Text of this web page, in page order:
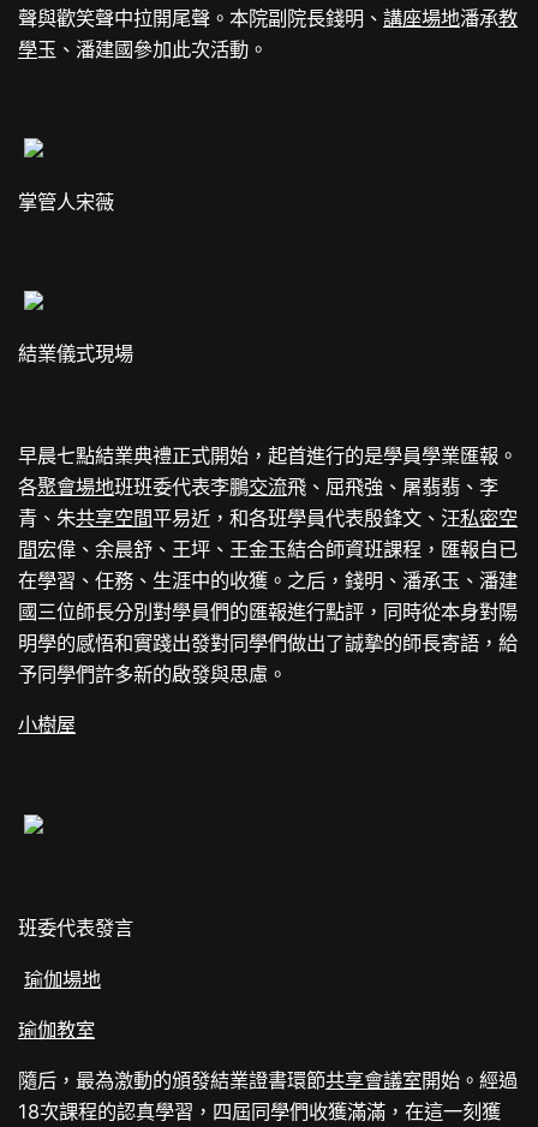
聲與歡笑聲中拉開尾聲。本院副院長錢明、講座場地潘承教
學玉、潘建國參加此次活動。
掌管人宋薇
結業儀式現場
早晨七點結業典禮正式開始，起首進行的是學員學業匯報。
各聚會場地班班委代表李鵬交流飛、屈飛強、屠翡翡、李
青、朱共享空間平易近，和各班學員代表殷鋒文、汪私密空
間宏偉、余晨舒、王坪、王金玉結合師資班課程，匯報自已
在學習、任務、生涯中的收獲。之后，錢明、潘承玉、潘建
國三位師長分別對學員們的匯報進行點評，同時從本身對陽
明學的感悟和實踐出發對同學們做出了誠摯的師長寄語，給
予同學們許多新的啟發與思慮。
小樹屋
班委代表發言
瑜伽場地
瑜伽教室
隨后，最為激動的頒發結業證書環節共享會議室開始。經過
18次課程的認真學習，四屆同學們收獲滿滿，在這一刻獲